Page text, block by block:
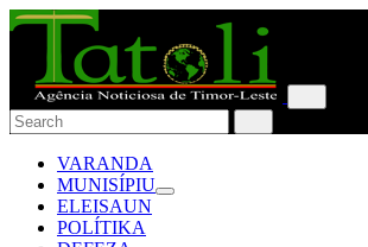
VARANDA
MUNISÍPIU
ELEISAUN
POLÍTIKA